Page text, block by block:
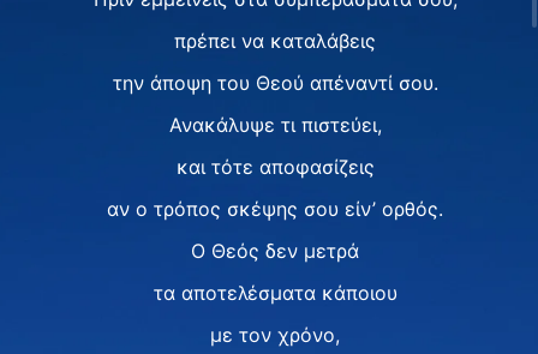
πρέπει να καταλάβεις
την άποψη του Θεού απέναντί σου.
Ανακάλυψε τι πιστεύει,
και τότε αποφασίζεις
αν ο τρόπος σκέψης σου είν’ ορθός.
Ο Θεός δεν μετρά
τα αποτελέσματα κάποιου
με τον χρόνο,